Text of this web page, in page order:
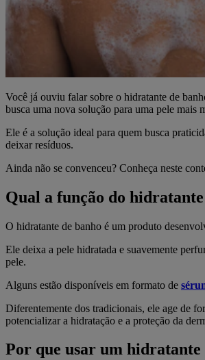
Você já ouviu falar sobre o hidratante de
busca uma nova solução para uma pele mais
Ele é a solução ideal para quem busca
deixar resíduos.
Ainda não se convenceu? Conheça neste
Qual a função do
O hidratante de banho é um produto
Ele deixa a pele hidratada e suavemente
pele.
Alguns estão disponíveis em formato de
Diferentemente dos tradicionais, ele age de
potencializar a hidratação e a proteção da
Por que usar um hidratante